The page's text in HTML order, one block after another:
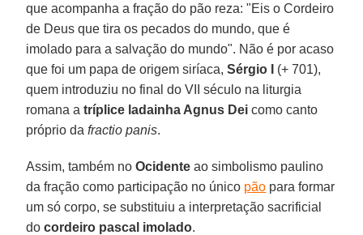
que acompanha a fração do pão reza: "Eis o Cordeiro
de Deus que tira os pecados do mundo, que é
imolado para a salvação do mundo". Não é por acaso
que foi um papa de origem siríaca,Sérgio I
(+ 701),
quem introduziu no final do VII século na liturgia
romana atríplice ladainha Agnus Dei como canto
próprio dafractio panis.
Assim, também noOcidente ao simbolismo paulino
da fração como participação no único pão para formar
um só corpo, se substituiu a interpretação sacrificial
docordeiro pascal imolado.